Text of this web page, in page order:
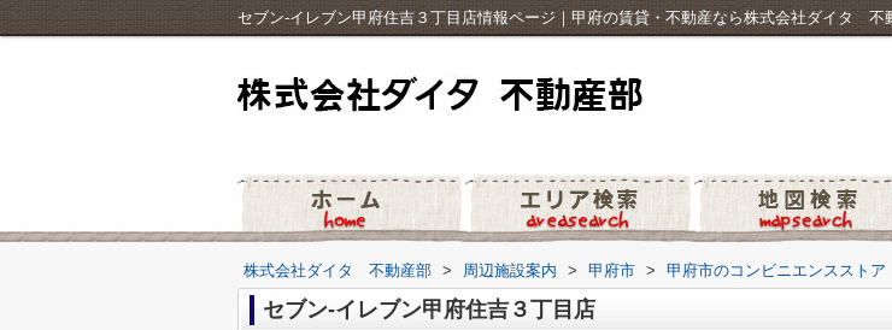
セブン-イレブン甲府住吉３丁目店情報ページ｜甲府の賃貸・不動産なら株式会社ダイタ 不
株式会社ダイタ 不動産部 > 周辺施設案内 > 甲府市 > 甲府市のコンビニエンスストア
セブン-イレブン甲府住吉３丁目店